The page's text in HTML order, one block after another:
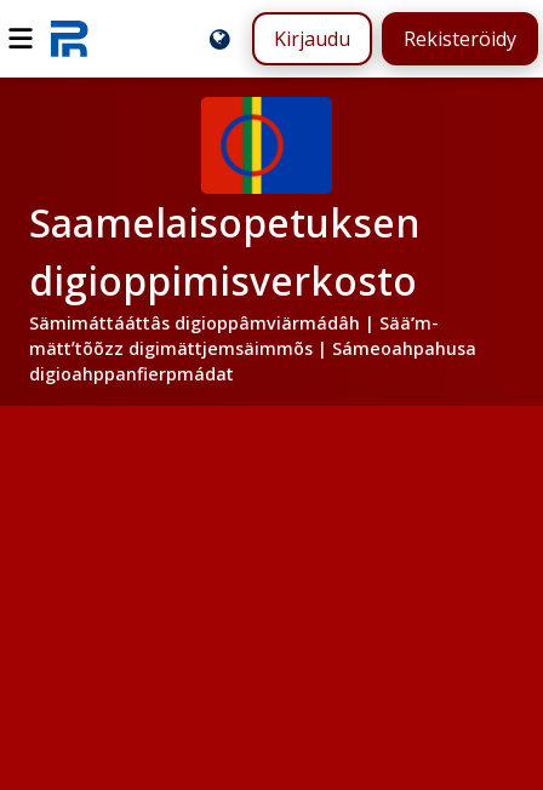
Kirjaudu Rekisteröidy
Saamelaisopetuksen
digioppimisverkosto
Sämimáttááttâs digioppâmviärmádâh | Sääʹm-
mättʼtõõzz digimättjemsäimmõs | Sámeoahpahusa
digioahppanfierpmádat